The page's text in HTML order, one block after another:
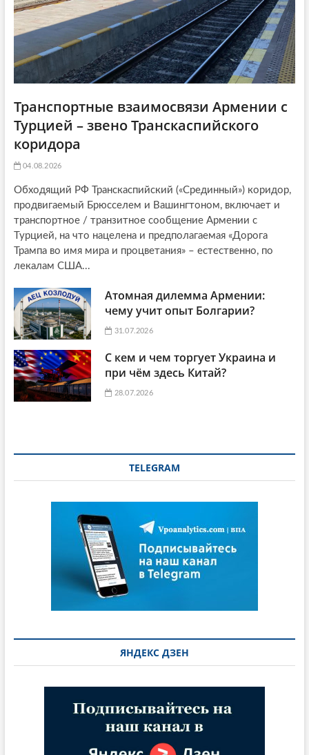
Транспортные взаимосвязи Армении с
Турцией – звено Транскаспийского
коридора
04.08.2026
Обходящий РФ Транскаспийский («Срединный») коридор,
продвигаемый Брюсселем и Вашингтоном, включает и
транспортное / транзитное сообщение Армении с
Турцией, на что нацелена и предполагаемая «Дорога
Трампа во имя мира и процветания» – естественно, по
лекалам США...
Атомная дилемма Армении:
чему учит опыт Болгарии?
31.07.2026
С кем и чем торгует Украина и
при чём здесь Китай?
28.07.2026
TELEGRAM
ЯНДЕКС ДЗЕН